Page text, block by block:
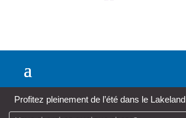
Profitez pleinement de l’été dans le Lakeland